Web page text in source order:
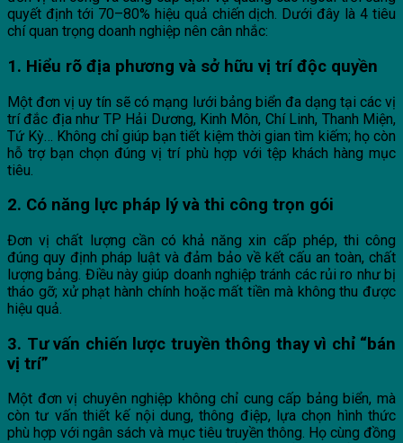
quyết định tới 70–80% hiệu quả chiến dịch. Dưới đây là 4 tiêu
chí quan trọng doanh nghiệp nên cân nhắc:
1. Hiểu rõ địa phương và sở hữu vị trí độc quyền
Một đơn vị uy tín sẽ có mạng lưới bảng biển đa dạng tại các vị
trí đắc địa như TP Hải Dương, Kinh Môn, Chí Linh, Thanh Miện,
Tứ Kỳ… Không chỉ giúp bạn tiết kiệm thời gian tìm kiếm; họ còn
hỗ trợ bạn chọn đúng vị trí phù hợp với tệp khách hàng mục
tiêu.
2. Có năng lực pháp lý và thi công trọn gói
Đơn vị chất lượng cần có khả năng xin cấp phép, thi công
đúng quy định pháp luật và đảm bảo về kết cấu an toàn, chất
lượng bảng. Điều này giúp doanh nghiệp tránh các rủi ro như bị
tháo gỡ; xử phạt hành chính hoặc mất tiền mà không thu được
hiệu quả.
3. Tư vấn chiến lược truyền thông thay vì chỉ “bán
vị trí”
Một đơn vị chuyên nghiệp không chỉ cung cấp bảng biển, mà
còn tư vấn thiết kế nội dung, thông điệp, lựa chọn hình thức
phù hợp với ngân sách và mục tiêu truyền thông. Họ cùng đồng